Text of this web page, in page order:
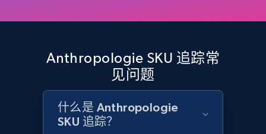
Amazon products by seller URL
Title, Seller name, Brand, Description, Initial
price, Currency, Availability, Reviews count, and
more.
2.1K+ 375+
Anthropologie SKU 追踪常
见问题
什么是 Anthropologie
SKU 追踪？